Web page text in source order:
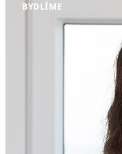
BYDLÍME